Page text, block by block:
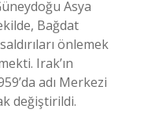
Asya
Bağdat
önlemek
Irak’ın
adı Merkezi
değiştirildi.